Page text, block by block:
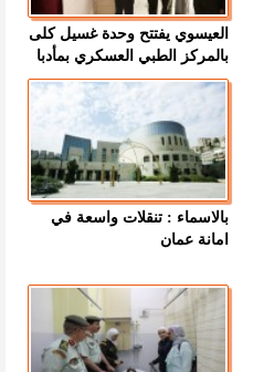
العيسوي يفتتح وحدة غسيل كلى
بالمركز الطبي العسكري بمأدبا
بالاسماء : تنقلات واسعة في
امانة عمان